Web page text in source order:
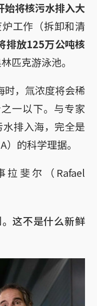
始将核污水排入大
工作（拆卸和清
排放125万公吨核
匹克游泳池。
时，氚浓度将会稀
一以下。与专家
排入海，完全是
的科学理据。
斐尔（Rafael
这不是什么新鲜